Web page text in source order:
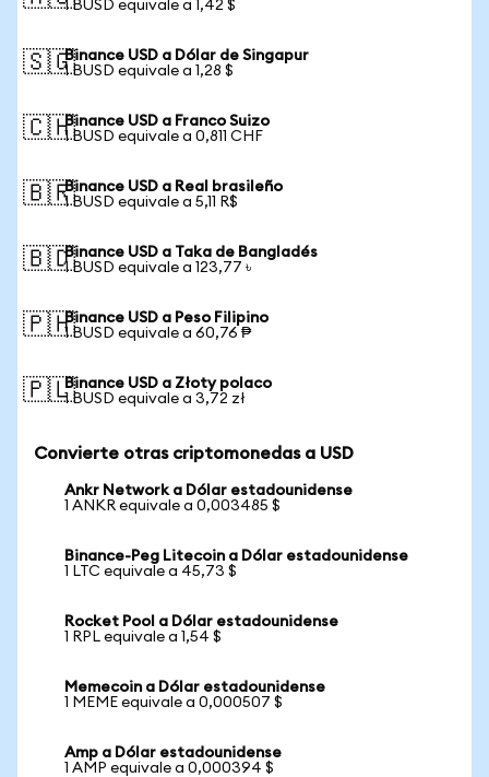
1 BUSD equivale a 1,42 $
🇸🇬Binance USD a Dólar de Singapur
1 BUSD equivale a 1,28 $
🇨🇭Binance USD a Franco Suizo
1 BUSD equivale a 0,811 CHF
🇧🇷Binance USD a Real brasileño
1 BUSD equivale a 5,11 R$
🇧🇩Binance USD a Taka de Bangladés
1 BUSD equivale a 123,77 ৳
🇵🇭Binance USD a Peso Filipino
1 BUSD equivale a 60,76 ₱
🇵🇱Binance USD a Złoty polaco
1 BUSD equivale a 3,72 zł
Convierte otras criptomonedas a USD
Ankr Network a Dólar estadounidense
1 ANKR equivale a 0,003485 $
Binance-Peg Litecoin a Dólar estadounidense
1 LTC equivale a 45,73 $
Rocket Pool a Dólar estadounidense
1 RPL equivale a 1,54 $
Memecoin a Dólar estadounidense
1 MEME equivale a 0,000507 $
Amp a Dólar estadounidense
1 AMP equivale a 0,000394 $